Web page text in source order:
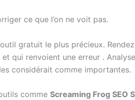
ce que l’on ne voit pas.
gratuit le plus précieux.
qui renvoient une erreur .
considérait comme importantes.
comme Screaming Frog SEO